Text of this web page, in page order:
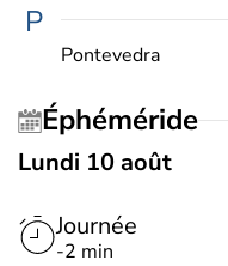
P
Pontevedra
Éphéméride
Lundi 10 août
Journée
-2 min